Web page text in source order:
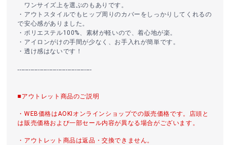
ワンサイズ上を選ぶのもありです。
・アウトスタイルでもヒップ周りのカバーをしっかりしてくれるの
で安心感がありました。
・ポリエステル100%、素材が軽いので、着心地が楽。
・アイロンがけの手間が少なく、お手入れが簡単です。
・透け感はないです！
----------------------------------------
■アウトレット商品のご説明
・WEB価格はAOKIオンラインショップでの販売価格です。店頭と
は販売価格および一部セール内容が異なる場合がございます。
・アウトレット商品は返品・交換できません。